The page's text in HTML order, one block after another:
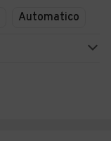
Automatico